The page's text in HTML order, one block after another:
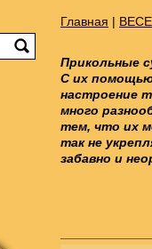
Главная |
Прикольные
С их помощью
настроение
много
тем, что их
так не
забавно и